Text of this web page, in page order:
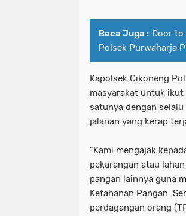
Baca Juga : Door to
Polsek Purwaharja
Kapolsek Cikoneng
masyarakat untuk ikut
satunya dengan
jalanan yang kerap
"Kami mengajak
pekarangan atau
pangan lainnya guna
Ketahanan Pangan.
perdagangan orang